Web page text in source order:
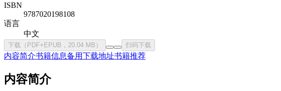
ISBN
9787020198108
语言
中文
下载（PDF+EPUB，20.04 MB） 扫码下载
内容简介书籍信息备用下载地址书籍推荐
内容简介